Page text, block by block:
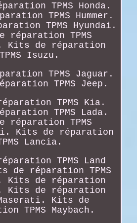
TPMS Honda.
TPMS Hummer.
TPMS Hyundai.
réparation TPMS
de réparation
TPMS Isuzu.
TPMS Jaguar.
TPMS Jeep.
TPMS Kia.
TPMS Lada.
réparation TPMS
Kits de réparation
Lancia.
TPMS Land
de réparation TPMS
Kits de réparation
Kits de réparation
Maserati. Kits de
TPMS Maybach.